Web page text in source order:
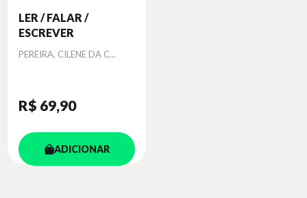
LER / FALAR /
ESCREVER
Autor
PEREIRA, CILENE DA C...
R$ 69,90
ADICIONAR